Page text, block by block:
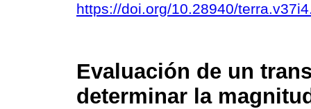
https://doi.org/10.28940/
Evaluación de un
determinar la